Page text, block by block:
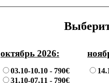
октябрь 2026:
03.10-10.10 - 790€
31.10-07.11 - 790€